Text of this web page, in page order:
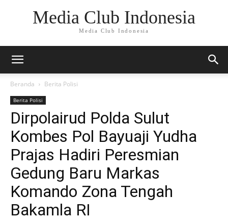
Media Club Indonesia
Media Club Indonesia
Beranda Berita Polisi
Berita Polisi
Dirpolairud Polda Sulut
Kombes Pol Bayuaji Yudha
Prajas Hadiri Peresmian
Gedung Baru Markas
Komando Zona Tengah
Bakamla RI